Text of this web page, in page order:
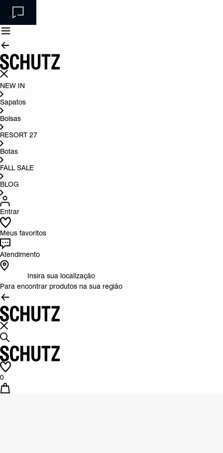
NEW IN
Sapatos
Bolsas
RESORT 27
Botas
FALL SALE
BLOG
Entrar
Meus favoritos
Atendimento
Insira sua localização
Para encontrar produtos na sua região
0